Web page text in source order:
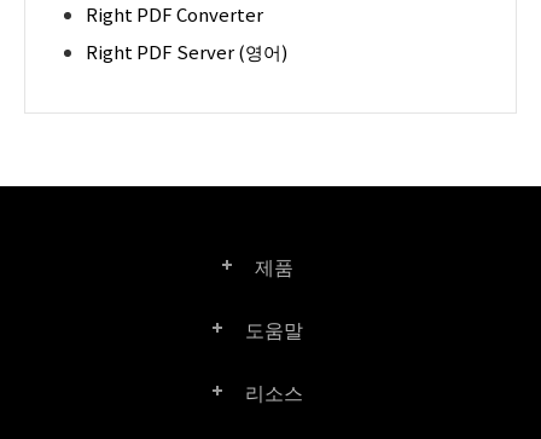
Right PDF Converter
Right PDF Server (영어)
제품
Right PDF Pro
도움말
FAQ
리소스